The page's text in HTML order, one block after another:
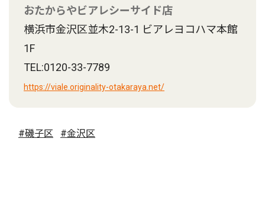
おたからやビアレシーサイド店
横浜市金沢区並木2-13-1 ビアレヨコハマ本館
1F
TEL:0120-33-7789
https://viale.originality-otakaraya.net/
#磯子区 #金沢区